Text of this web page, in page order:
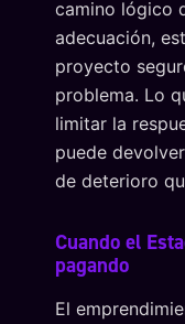
camino lógico
adecuación,
proyecto
problema. Lo
limitar la
puede
de deterioro
Cuando el
pagando
El